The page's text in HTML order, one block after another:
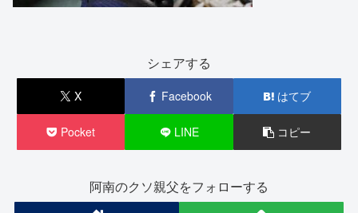
シェアする
X Facebook はてブ
Pocket LINE コピー
阿南のクソ親父をフォローする